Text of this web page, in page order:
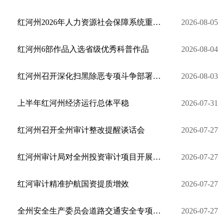
红河州2026年人力资源社会保障系统重点工作推进会在蒙自召开 2026-08-05
红河州6部作品入选省级优秀科普作品 2026-08-04
红河州召开深化扫黑除恶专项斗争部署会议 2026-08-03
上半年红河州经济运行总体平稳 2026-07-31
红河州召开全州审计整改提醒谈话会 2026-07-27
红河州审计局对全州投资审计项目开展质量排查 2026-07-27
红河审计精准护航国资提质增效 2026-07-27
全州安全生产委员会道路交通安全专项组第一次全体会议召开 2026-07-27